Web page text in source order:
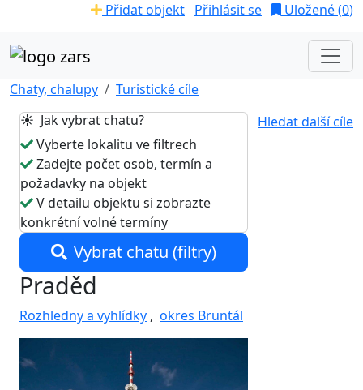
Přidat objekt Přihlásit se Uložené (0)
Chaty, chalupy
Turistické cíle
Hledat další cíle
☀️ Jak vybrat chatu?
Vyberte lokalitu ve filtrech
Zadejte počet osob, termín a
požadavky na objekt
V detailu objektu si zobrazte
konkrétní volné termíny
Vybrat chatu (filtry)
Praděd
Rozhledny a vyhlídky , okres Bruntál